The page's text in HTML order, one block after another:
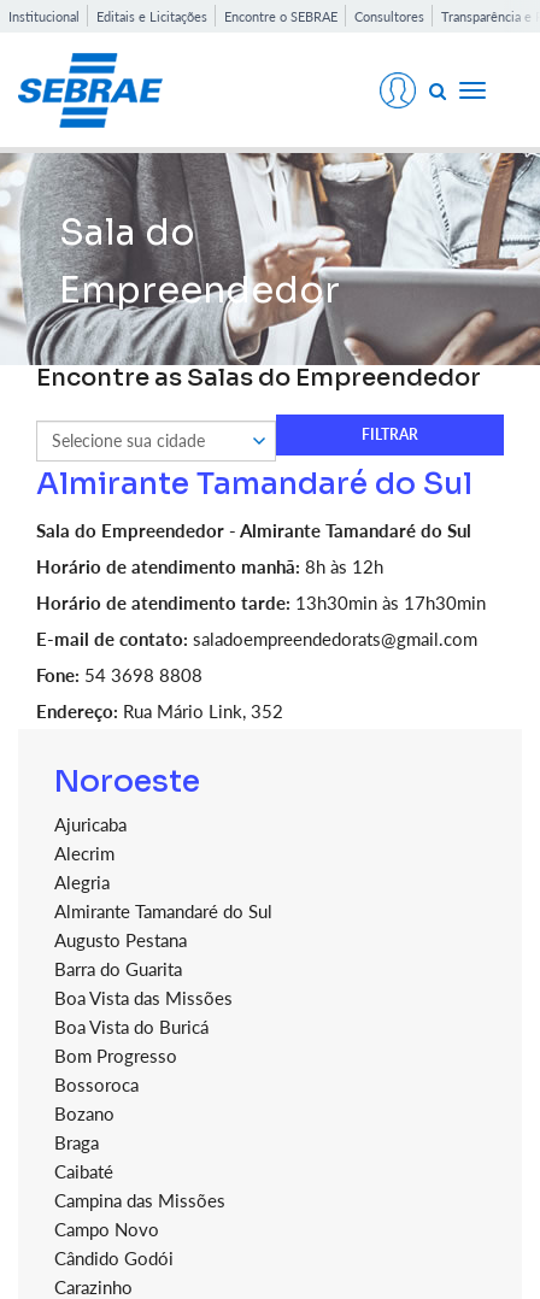
Institucional Editais e Licitações Encontre o SEBRAE Consultores Transparência e
Toggle
Sala do
Empreendedor
Encontre as Salas do Empreendedor
Almirante Tamandaré do Sul
Sala do Empreendedor - Almirante Tamandaré do Sul
Horário de atendimento manhã: 8h às 12h
Horário de atendimento tarde: 13h30min às 17h30min
E-mail de contato: saladoempreendedorats@gmail.com
Fone: 54 3698 8808
Endereço: Rua Mário Link, 352
Noroeste
Ajuricaba
Alecrim
Alegria
Almirante Tamandaré do Sul
Augusto Pestana
Barra do Guarita
Boa Vista das Missões
Boa Vista do Buricá
Bom Progresso
Bossoroca
Bozano
Braga
Caibaté
Campina das Missões
Campo Novo
Cândido Godói
Carazinho